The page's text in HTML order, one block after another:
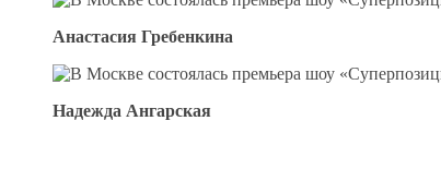
Анастасия Гребенкина
Надежда Ангарская